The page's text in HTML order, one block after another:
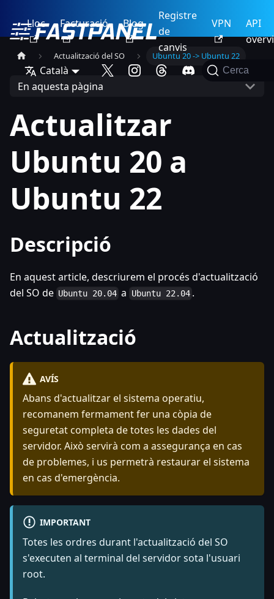
Lloc Facturació Blog
Registre
de
canvis
VPN
API
Català Cerca
Actualització del SO Ubuntu 20 -> Ubuntu 22
En aquesta pàgina
Actualitzar
Ubuntu 20 a
Ubuntu 22
Descripció
En aquest article, descriurem el procés d'actualització
del SO de Ubuntu 20.04 a Ubuntu 22.04 .
Actualització
AVÍS
Abans d'actualitzar el sistema operatiu,
recomanem fermament fer una còpia de
seguretat completa de totes les dades del
servidor. Això servirà com a assegurança en cas
de problemes, i us permetrà restaurar el sistema
en cas d'emergència.
IMPORTANT
Totes les ordres durant l'actualització del SO
s'executen al terminal del servidor sota l'usuari
root.